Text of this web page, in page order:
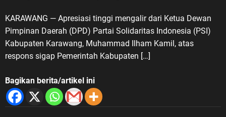
KARAWANG — Apresiasi tinggi mengalir dari Ketua Dewan
Pimpinan Daerah (DPD) Partai Solidaritas Indonesia (PSI)
Kabupaten Karawang, Muhammad Ilham Kamil, atas
respons sigap Pemerintah Kabupaten […]
Bagikan berita/artikel ini